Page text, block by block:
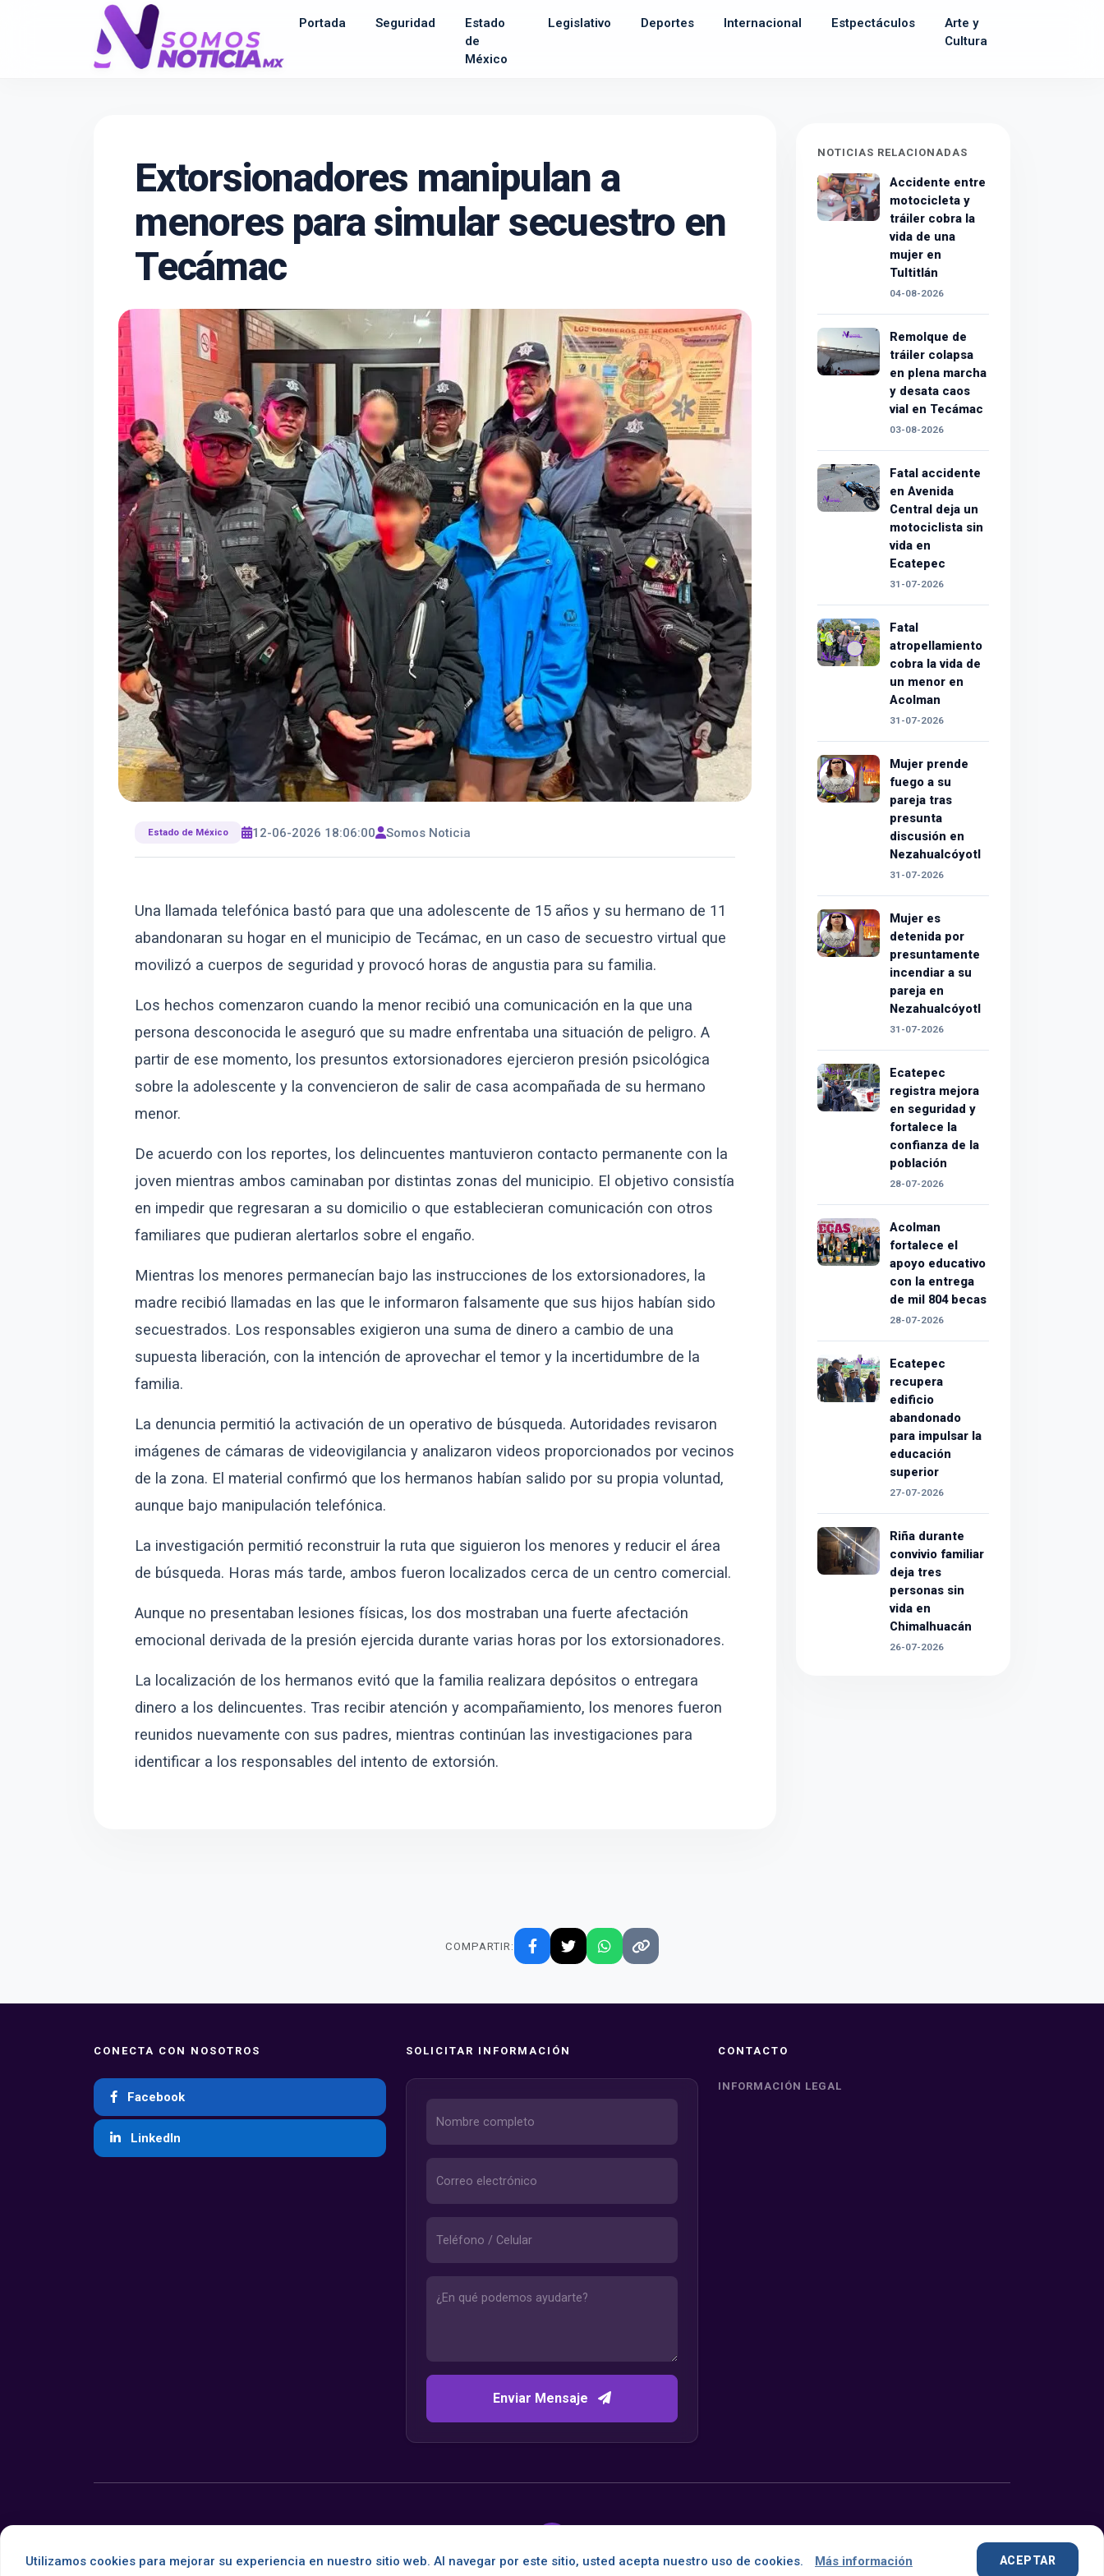
Portada Seguridad
Estado
de
México
Legislativo Deportes Internacional Estpectáculos
Arte y
Cultura
Extorsionadores manipulan a
menores para simular secuestro en
Tecámac
Estado de México 12-06-2026 18:06:00 Somos Noticia
Una llamada telefónica bastó para que una adolescente de 15 años y su hermano de 11
abandonaran su hogar en el municipio de Tecámac, en un caso de secuestro virtual que
movilizó a cuerpos de seguridad y provocó horas de angustia para su familia.
Los hechos comenzaron cuando la menor recibió una comunicación en la que una
persona desconocida le aseguró que su madre enfrentaba una situación de peligro. A
partir de ese momento, los presuntos extorsionadores ejercieron presión psicológica
sobre la adolescente y la convencieron de salir de casa acompañada de su hermano
menor.
De acuerdo con los reportes, los delincuentes mantuvieron contacto permanente con la
joven mientras ambos caminaban por distintas zonas del municipio. El objetivo consistía
en impedir que regresaran a su domicilio o que establecieran comunicación con otros
familiares que pudieran alertarlos sobre el engaño.
Mientras los menores permanecían bajo las instrucciones de los extorsionadores, la
madre recibió llamadas en las que le informaron falsamente que sus hijos habían sido
secuestrados. Los responsables exigieron una suma de dinero a cambio de una
supuesta liberación, con la intención de aprovechar el temor y la incertidumbre de la
familia.
La denuncia permitió la activación de un operativo de búsqueda. Autoridades revisaron
imágenes de cámaras de videovigilancia y analizaron videos proporcionados por vecinos
de la zona. El material confirmó que los hermanos habían salido por su propia voluntad,
aunque bajo manipulación telefónica.
La investigación permitió reconstruir la ruta que siguieron los menores y reducir el área
de búsqueda. Horas más tarde, ambos fueron localizados cerca de un centro comercial.
Aunque no presentaban lesiones físicas, los dos mostraban una fuerte afectación
emocional derivada de la presión ejercida durante varias horas por los extorsionadores.
La localización de los hermanos evitó que la familia realizara depósitos o entregara
dinero a los delincuentes. Tras recibir atención y acompañamiento, los menores fueron
reunidos nuevamente con sus padres, mientras continúan las investigaciones para
identificar a los responsables del intento de extorsión.
NOTICIAS RELACIONADAS
Accidente entre
motocicleta y
tráiler cobra la
vida de una
mujer en
Tultitlán
04-08-2026
Remolque de
tráiler colapsa
en plena marcha
y desata caos
vial en Tecámac
03-08-2026
Fatal accidente
en Avenida
Central deja un
motociclista sin
vida en
Ecatepec
31-07-2026
Fatal
atropellamiento
cobra la vida de
un menor en
Acolman
31-07-2026
Mujer prende
fuego a su
pareja tras
presunta
discusión en
Nezahualcóyotl
31-07-2026
Mujer es
detenida por
presuntamente
incendiar a su
pareja en
Nezahualcóyotl
31-07-2026
Ecatepec
registra mejora
en seguridad y
fortalece la
confianza de la
población
28-07-2026
Acolman
fortalece el
apoyo educativo
con la entrega
de mil 804 becas
28-07-2026
Ecatepec
recupera
edificio
abandonado
para impulsar la
educación
superior
27-07-2026
Riña durante
convivio familiar
deja tres
personas sin
vida en
Chimalhuacán
26-07-2026
COMPARTIR:
CONECTA CON NOSOTROS
Facebook
LinkedIn
SOLICITAR INFORMACIÓN
Enviar Mensaje
CONTACTO
INFORMACIÓN LEGAL
OMNES
Utilizamos cookies para mejorar su experiencia en nuestro sitio web. Al navegar por este sitio, usted acepta nuestro uso de cookies. Más información ACEPTAR